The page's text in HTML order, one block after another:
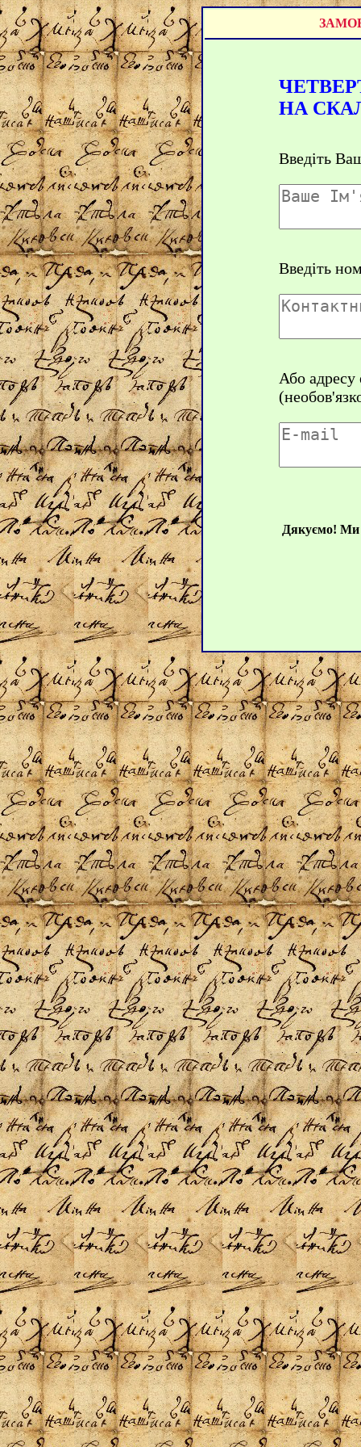
НА
Введіть
Введіть
Або
Дякуємо! Ми